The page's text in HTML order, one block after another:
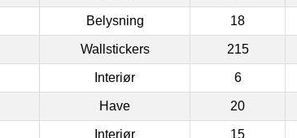
Belysning 18
Wallstickers 215
Interiør 6
Have 20
Interiør 15